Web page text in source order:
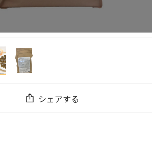
シェアする